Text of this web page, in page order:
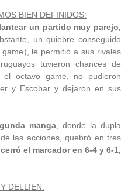
BIEN DEFINIDOS:
un partido muy parejo,
un quiebre conseguido
le permitió a sus rivales
tuvieron chances de
el octavo game, no pudieron
y Escobar y dejaron en sus
manga, donde la dupla
las acciones, quebró en tres
cerró el marcador en 6-4 y 6-1,
DELLIEN: